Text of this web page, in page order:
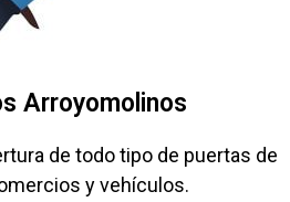
Arroyomolinos
de todo tipo de puertas de
y vehículos.